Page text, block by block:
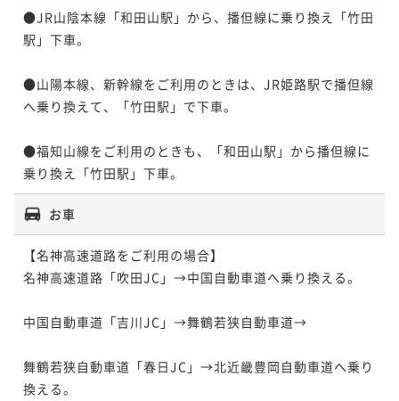
●JR山陰本線「和田山駅」から、播但線に乗り換え「竹田
駅」下車。
●山陽本線、新幹線をご利用のときは、JR姫路駅で播但線
へ乗り換えて、「竹田駅」で下車。
●福知山線をご利用のときも、「和田山駅」から播但線に
乗り換え「竹田駅」下車。
お車
【名神高速道路をご利用の場合】
名神高速道路「吹田JC」→中国自動車道へ乗り換える。
中国自動車道「吉川JC」→舞鶴若狭自動車道→
舞鶴若狭自動車道「春日JC」→北近畿豊岡自動車道へ乗り
換える。